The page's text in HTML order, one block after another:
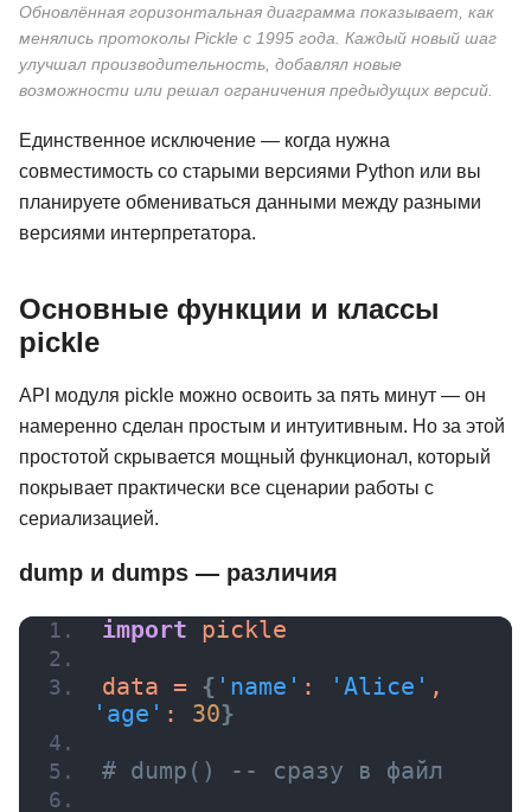
Обновлённая горизонтальная диаграмма показывает, как
менялись протоколы Pickle с 1995 года. Каждый новый шаг
улучшал производительность, добавлял новые
возможности или решал ограничения предыдущих версий.
Единственное исключение — когда нужна
совместимость со старыми версиями Python или вы
планируете обмениваться данными между разными
версиями интерпретатора.
Основные функции и классы
pickle
API модуля pickle можно освоить за пять минут — он
намеренно сделан простым и интуитивным. Но за этой
простотой скрывается мощный функционал, который
покрывает практически все сценарии работы с
сериализацией.
dump и dumps — различия
import pickle
data = { 'name' : 'Alice'
'age' : 30}
# dump() -- сразу в файл